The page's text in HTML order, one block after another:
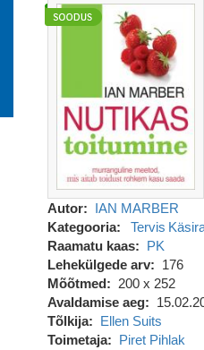
out)
Autor
IAN MARBER
Kategooria
Tervis
Raamatu kaas
PK
Lehekülgede arv
176
Mõõtmed
200 x 252
Avaldamise aeg
Tõlkija
Ellen Suits
Toimetaja
Piret Pihlak